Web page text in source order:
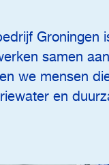
Groningen
samen
we mensen
en